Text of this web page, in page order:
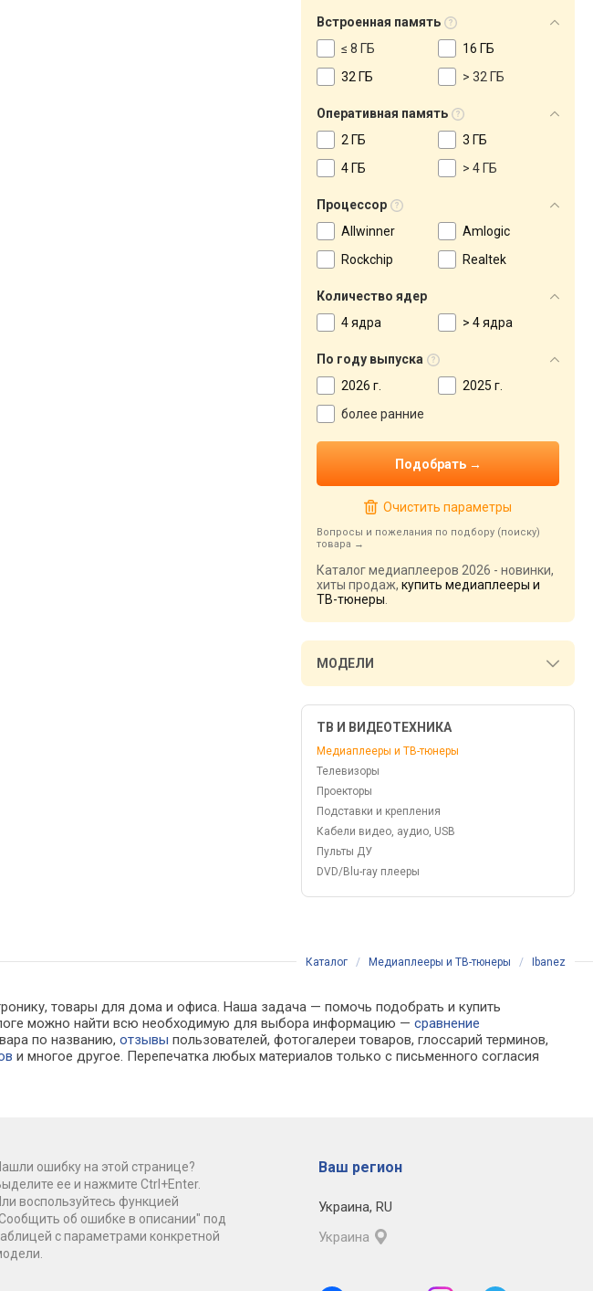
Встроенная память
≤ 8 ГБ
16 ГБ
32 ГБ
> 32 ГБ
Оперативная память
2 ГБ
3 ГБ
4 ГБ
> 4 ГБ
Процессор
Allwinner
Amlogic
Rockchip
Realtek
Количество ядер
4 ядра
> 4 ядра
По году выпуска
2026 г.
2025 г.
более ранние
Очистить параметры
Вопросы и пожелания по подбору (поиску)
товара
Каталог медиаплееров 2026 - новинки,
хиты продаж, купить медиаплееры и
ТВ-тюнеры
МОДЕЛИ
ТВ И ВИДЕОТЕХНИКА
Медиаплееры и ТВ-тюнеры
Телевизоры
Проекторы
Подставки и крепления
Кабели видео, аудио, USB
Пульты ДУ
DVD/Blu-ray плееры
Каталог / Медиаплееры и ТВ-тюнеры / Ibanez
товары для дома и офиса. Наша задача — помочь подобрать и купить
можно найти всю необходимую для выбора информацию —сравнение
по названию,отзывы пользователей, фотогалереи товаров, глоссарий терминов,
и многое другое. Перепечатка любых материалов только с письменного согласия
ошибку на этой странице?
ее и нажмите Ctrl+Enter.
воспользуйтесь функцией
об ошибке в описании" под
с параметрами конкретной
Ваш регион
Украина, RU
Украина